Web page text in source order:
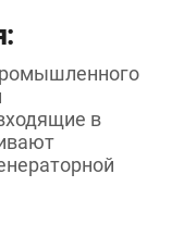
в